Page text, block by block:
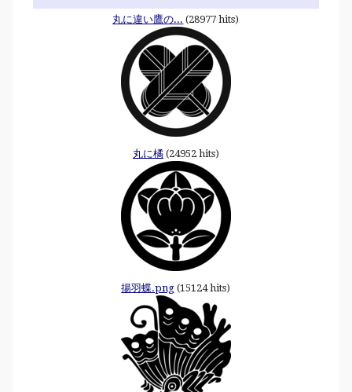
丸に違い鷹の... (28977 hits)
丸に橘(24952 hits)
揚羽蝶.png (15124 hits)